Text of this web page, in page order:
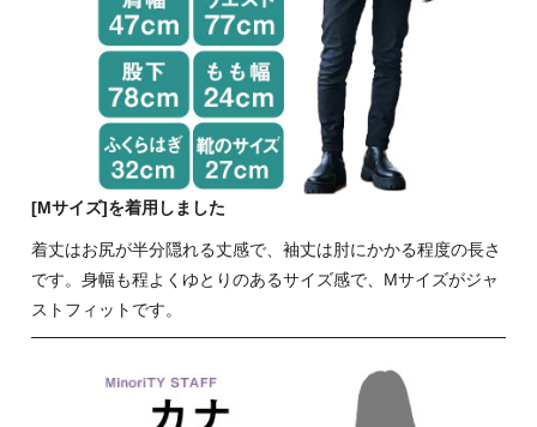
[Mサイズ]を着用しました
着丈はお尻が半分隠れる丈感で、袖丈は肘にかかる程度の長さ
です。身幅も程よくゆとりのあるサイズ感で、Mサイズがジャ
ストフィットです。